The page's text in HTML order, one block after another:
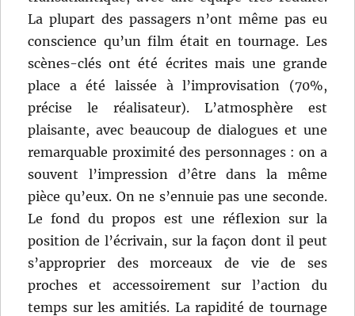
La plupart des passagers n’ont même pas eu
conscience qu’un film était en tournage. Les
scènes-clés ont été écrites mais une grande
place a été laissée à l’improvisation (70%,
précise le réalisateur). L’atmosphère est
plaisante, avec beaucoup de dialogues et une
remarquable proximité des personnages : on a
souvent l’impression d’être dans la même
pièce qu’eux. On ne s’ennuie pas une seconde.
Le fond du propos est une réflexion sur la
position de l’écrivain, sur la façon dont il peut
s’approprier des morceaux de vie de ses
proches et accessoirement sur l’action du
temps sur les amitiés. La rapidité de tournage